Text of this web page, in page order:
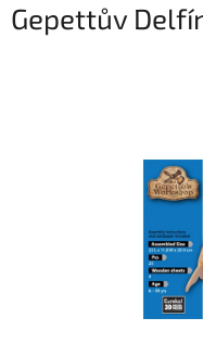
Gepettův